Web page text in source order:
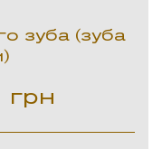
зуба (зуба
грн